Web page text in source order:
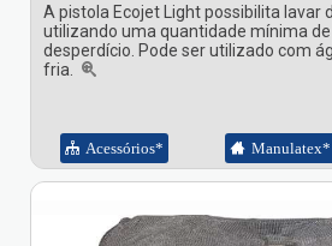
A pistola Ecojet Light possibilita lavar
utilizando uma quantidade mínima
desperdício. Pode ser utilizado com
fria.
Acessórios* Manulatex*